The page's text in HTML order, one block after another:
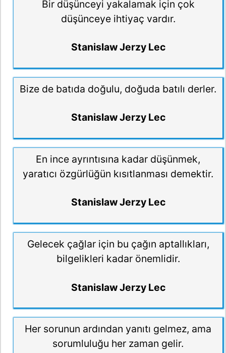
Bir düşünceyi yakalamak için çok
düşünceye ihtiyaç vardır.
Stanislaw Jerzy Lec
Bize de batıda doğulu, doğuda batılı derler.
Stanislaw Jerzy Lec
En ince ayrıntısına kadar düşünmek,
yaratıcı özgürlüğün kısıtlanması demektir.
Stanislaw Jerzy Lec
Gelecek çağlar için bu çağın aptallıkları,
bilgelikleri kadar önemlidir.
Stanislaw Jerzy Lec
Her sorunun ardından yanıtı gelmez, ama
sorumluluğu her zaman gelir.